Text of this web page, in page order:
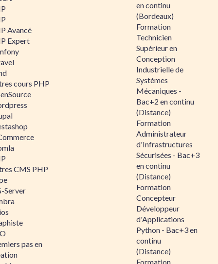
Avancé
Expert
cours PHP
CMS PHP
Server
pas en
en continu
(Bordeaux)
Formation
Technicien
Supérieur en
Conception
Industrielle de
Systèmes
Mécaniques -
Bac+2 en continu
(Distance)
Formation
Administrateur
d'Infrastructures
Sécurisées - Bac+3
en continu
(Distance)
Formation
Concepteur
Développeur
d'Applications
Python - Bac+3 en
continu
(Distance)
Formation